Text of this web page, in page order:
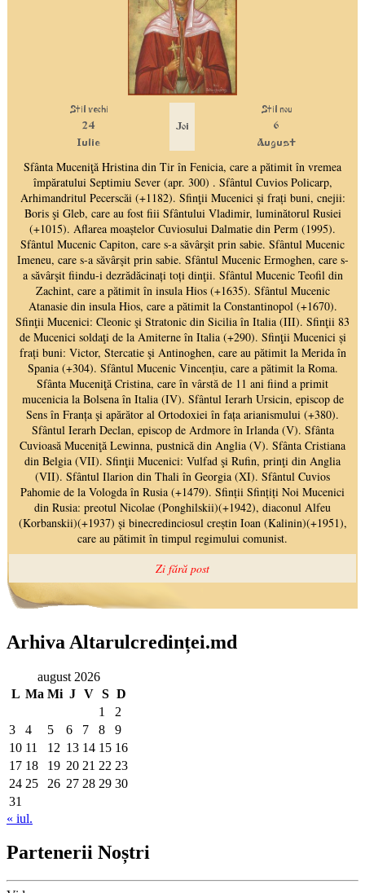
Arhiva Altarulcredinței.md
august 2026
L Ma Mi J V S D
1
2
3
4 5 6 7 8
9
10 11 12 13 14 15 16
17 18 19 20 21 22 23
24 25 26 27 28 29 30
31
« iul.
Partenerii Noștri